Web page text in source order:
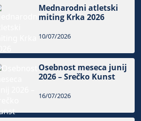
Mednarodni atletski
miting Krka 2026
10/07/2026
Osebnost meseca junij
2026 – Srečko Kunst
16/07/2026